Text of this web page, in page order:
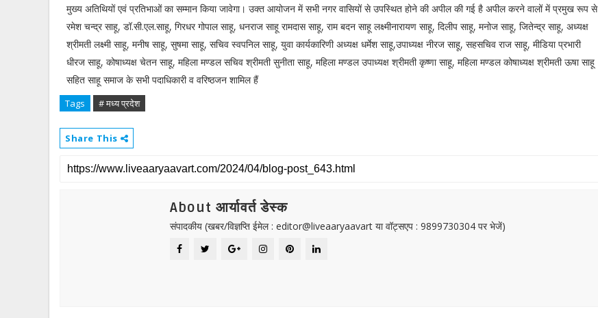
मुख्य अतिथियों एवं प्रतिभाओं का सम्मान किया जावेगा। उक्त आयोजन में सभी नगर वासियों से उपस्थित होने की अपील की गई है अपील करने वालों में प्रमुख रूप से
रमेश चन्द्र साहू, डॉ.सी.एल.साहू, गिरधर गोपाल साहू, धनराज साहू रामदास साहू, राम बदन साहू लक्ष्मीनारायण साहू, दिलीप साहू, मनोज साहू, जितेन्द्र साहू, अध्यक्ष
श्रीमती लक्ष्मी साहू, मनीष साहू, सुषमा साहू, सचिव स्वपनिल साहू, युवा कार्यकारिणी अध्यक्ष धर्मेश साहू,उपाध्यक्ष नीरज साहू, सहसचिव राज साहू, मीडिया प्रभारी
धीरज साहू, कोषाध्यक्ष चेतन साहू, महिला मण्डल सचिव श्रीमती सुनीता साहू, महिला मण्डल उपाध्यक्ष श्रीमती कृष्णा साहू, महिला मण्डल कोषाध्यक्ष श्रीमती ऊषा साहू
सहित साहू समाज के सभी पदाधिकारी व वरिष्ठजन शामिल हैं
Tags # मध्य प्रदेश
Share This
About आर्यावर्त डेस्क
संपादकीय (खबर/विज्ञप्ति ईमेल : editor@liveaaryaavart या वॉट्सएप : 9899730304 पर भेजें)